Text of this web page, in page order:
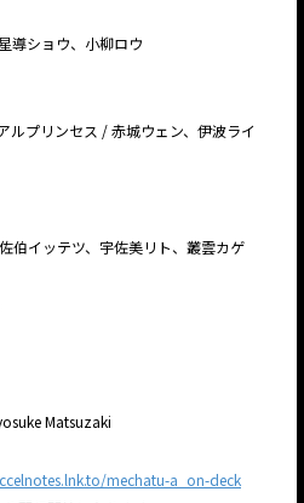
導ショウ、小柳ロウ
プリンセス / 赤城ウェン、伊波ライ
伯イッテツ、宇佐美リト、叢雲カゲ
Matsuzaki
mechatu-a_on-deck